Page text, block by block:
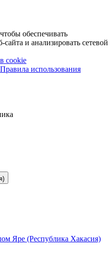
обеспечивать
и анализировать сетевой
cookie
Правила использования
Яре (Республика Хакасия)